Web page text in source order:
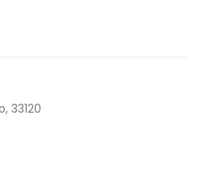
33120